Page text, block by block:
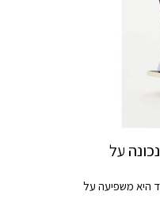
על
היא משפיעה על